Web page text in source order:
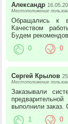
Александр
Местоположение
Обращались к
Качеством
Будем
0 0
Сергей Крылов
Местоположение
Заказывали
выполнили заказ.
1 0